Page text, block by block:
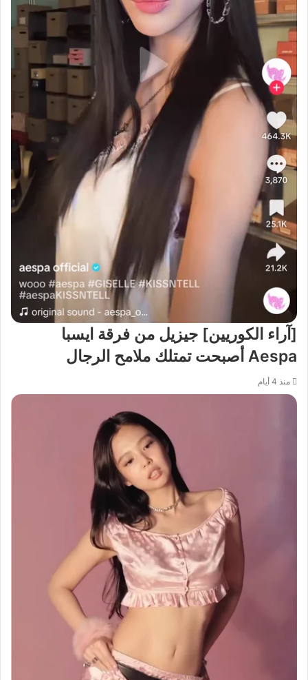
[آراء الكوريين] جيزيل من فرقة ايسبا
Aespa أصبحت تمتلك ملامح الرجال
منذ 4 أيام